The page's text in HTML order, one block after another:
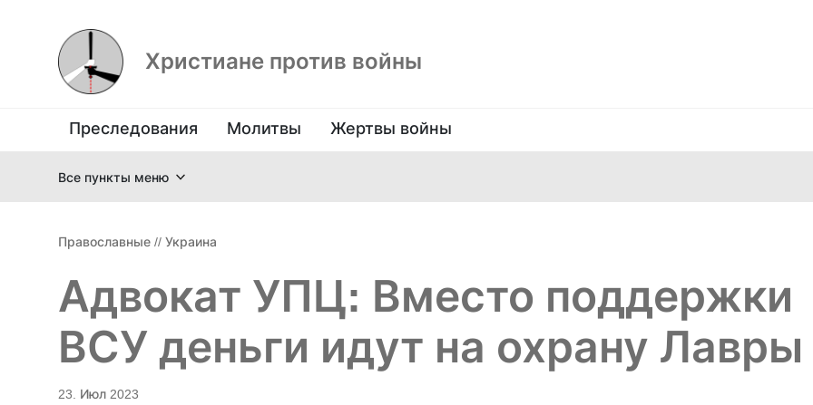
Христиане против войны
Преследования Молитвы Жертвы войны
Все пункты меню
Православные // Украина
Адвокат УПЦ: Вместо поддержки
ВСУ деньги идут на охрану Лавры
23. Июл 2023